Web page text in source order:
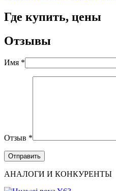
Где купить, цены
Отзывы
Имя *
Отзыв *
АНАЛОГИ И КОНКУРЕНТЫ